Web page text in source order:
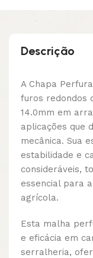
Descrição
A Chapa
furos redondos
14.0mm em
aplicações que
mecânica. Sua
estabilidade e
consideráveis,
essencial para
agrícola.
Esta malha
e eficácia em
serralheria,